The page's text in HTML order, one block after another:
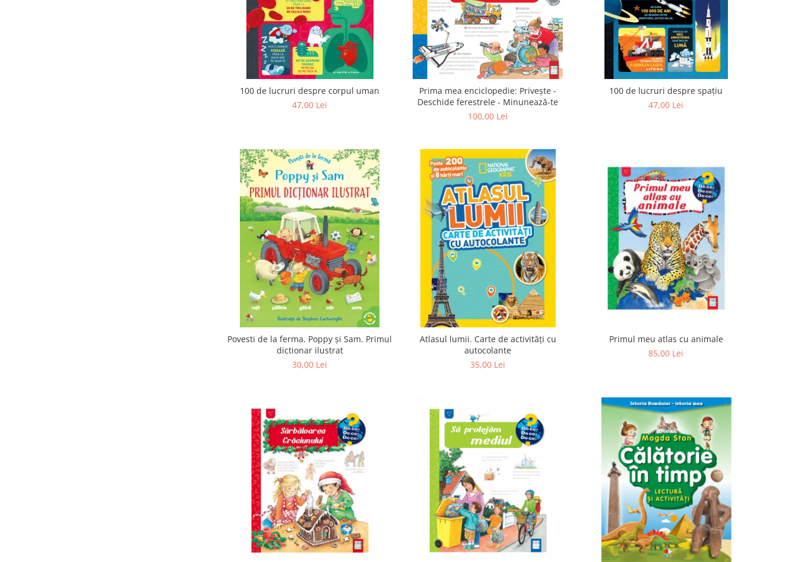
100 de lucruri despre corpul uman
47,00 Lei
Prima mea enciclopedie: Privește -
Deschide ferestrele - Minunează-te
100,00 Lei
100 de lucruri despre spațiu
47,00 Lei
Povesti de la ferma. Poppy și Sam. Primul
dictionar ilustrat
30,00 Lei
Atlasul lumii. Carte de activități cu
autocolante
35,00 Lei
Primul meu atlas cu animale
85,00 Lei